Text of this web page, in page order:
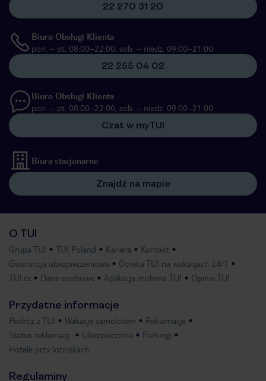
22 270 31 20
Biuro Obsługi Klienta
pon. – pt. 08:00–22:00, sob. – niedz. 09:00–21:00
22 255 04 02
Biuro Obsługi Klienta
pon. – pt. 08:00–22:00, sob. – niedz. 09:00–21:00
Czat w myTUI
Biura stacjonarne
Znajdź na mapie
O TUI
Grupa TUI TUI Poland Kariera
Kontakt
Gwarancja ubezpieczeniowa
Opieka TUI na wakacjach 24/7
TUI.cz
Dane osobowe Aplikacja mobilna TUI Opinie TUI
Przydatne informacje
Podróż z TUI Wakacje samolotem
Reklamacje
Status reklamacji
Ubezpieczenia
Parkingi
Hotele przy lotniskach
Regulaminy